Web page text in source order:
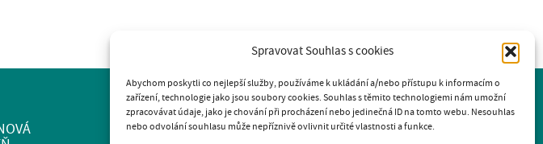
Spravovat Souhlas s cookies
Abychom poskytli co nejlepší služby, používáme k ukládání a/nebo přístupu k informacím o
zařízení, technologie jako jsou soubory cookies. Souhlas s těmito technologiemi nám umožní
zpracovávat údaje, jako je chování při procházení nebo jedinečná ID na tomto webu. Nesouhlas
nebo odvolání souhlasu může nepříznivě ovlivnit určité vlastnosti a funkce.